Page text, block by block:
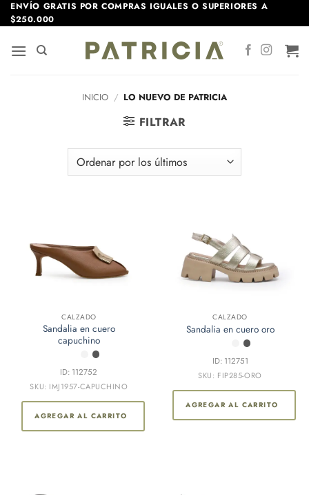
Saltar
al
contenido
ENVÍO GRATIS POR COMPRAS IGUALES O SUPERIORES A
$250.000
INICIO / LO NUEVO DE PATRICIA
FILTRAR
CALZADO
Sandalia en cuero
capuchino
ID: 112752
SKU: IMJ1957-CAPUCHINO
AGREGAR AL CARRITO
CALZADO
Sandalia en cuero oro
ID: 112751
SKU: FIP285-ORO
AGREGAR AL CARRITO